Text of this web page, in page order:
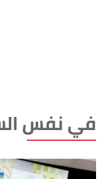
في نفس